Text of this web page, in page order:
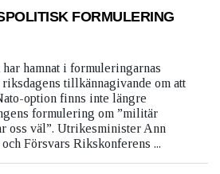
FORMULERING
hamnat i formuleringarnas
tillkännagivande om att
option finns inte längre
formulering om ”militär
oss väl”. Utrikesminister Ann
Försvars Rikskonferens ...